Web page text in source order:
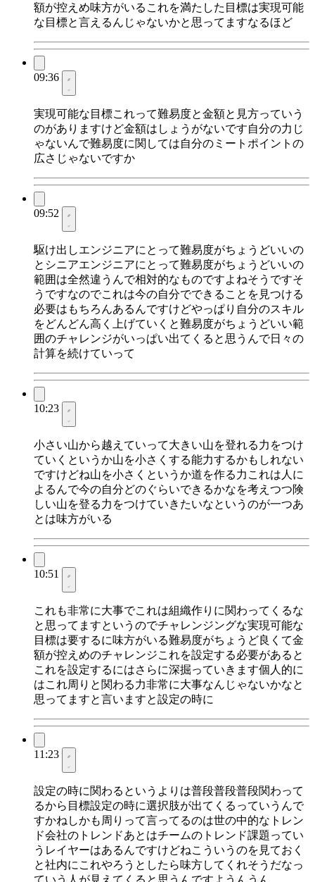
額が控えめ味方がいるこれを満たした目標は実現可能
な目標と言えるんじゃないかと思ってますなるほど
09:36
実現可能な目標これって難易度と金額と見方っていう
のがありますけど金額はしょうがないです自分の力じ
ゃないんで難易度に関しては自分のミートポイントの
広さじゃないですか
09:52
駆け出しエンジニアにとって難易度がちょうどいいの
とシニアエンジニアにとって難易度がちょうどいいの
範囲は全然違うんで相対的なものですよねそうですそ
うですなのでこれは今の自分でできることを見つける
必要はもちろんあるんですけどやっぱり自分のスキル
をどんどん高く上げていくと難易度がちょうどいい範
囲のチャレンジがいっぱい出てくると思うんで日々の
計算を続けていって
10:23
小さい山から越えていって大きい山を登れる力をつけ
ていくというか山を小さくする能力するかもしれない
ですけどね山を小さくというか道を作る力これは人に
よるんで今の自分どのぐらいできるかなを考えつつ険
しい山を登る力をつけていきたいなというのが一つあ
とは味方がいる
10:51
これも非常に大事でこれは組織作りに関わってくるな
と思ってますというのでチャレンジングな実現可能な
目標は要するに味方がいる難易度がちょうど良くて金
額が控えめのチャレンジこれを設定する必要があると
これを設定するにはさらに深掘っていきます個人的に
はこれ周りと関わる力非常に大事なんじゃないかなと
思ってますと言いますと設定の時に
11:23
設定の時に関わるというよりは普段普段普段関わって
るから目標設定の時に選択肢が出てくるっていうんで
すかねしかも周りって言ってるのは世の中的なトレン
ド会社のトレンドあとはチームのトレンド課題ってい
うレイヤーはあるんですけどねこういうのを見ておく
と社内にこれやろうとしたら味方してくれそうだなっ